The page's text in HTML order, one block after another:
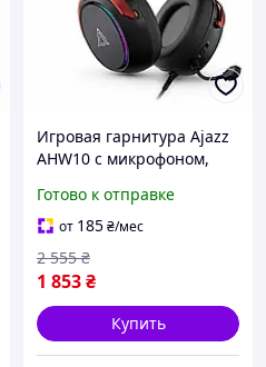
Игровая гарнитура Ajazz
AHW10 с микрофоном,
шумоподавление,
проводная, для ПК /
ноутбука /
консолей(черные)
Готово к отправке
от 185₴/мес
1 853₴
2 555 ₴
Купить